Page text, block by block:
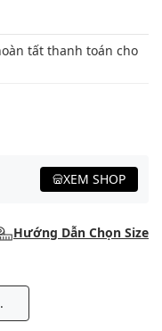
tất thanh toán cho
XEM SHOP
Hướng Dẫn Chọn Size